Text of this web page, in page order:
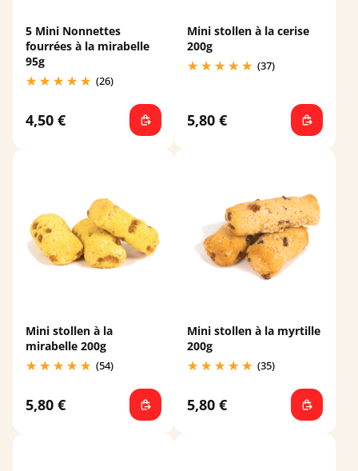
5 Mini Nonnettes
fourrées à la mirabelle
95g
(26)
4,50 €
Mini stollen à la cerise
200g
(37)
5,80 €
Mini stollen à la
mirabelle 200g
(54)
5,80 €
Mini stollen à la myrtille
200g
(35)
5,80 €